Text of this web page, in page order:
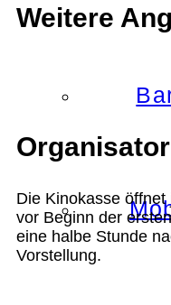
Weitere
Die Kinokasse
vor Beginn der
eine halbe Stunde
Vorstellung.